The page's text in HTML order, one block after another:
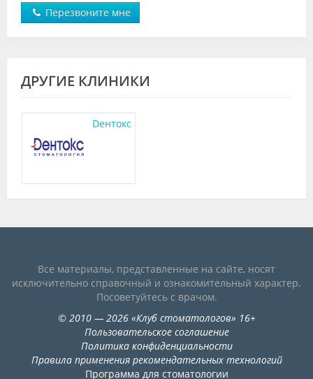
Перезвоните мне
ДРУГИЕ КЛИНИКИ
Dентокс
Все материалы, представленные на сайте, носят
исключительно справочный и ознакомительный характер.
Посоветуйтесь с врачом.
© 2010— 2026«Клуб стоматологов» 16+
Пользовательское соглашение
Политика конфиденциальности
Правила применения рекомендательных технологий
Программа для стоматологии